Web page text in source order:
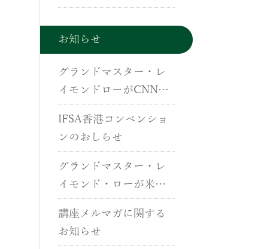
お知らせ
グランドマスター・レ
イモンドローがCNNに
出演しました
IFSA香港コンベンショ
ンのおしらせ
グランドマスター・レ
イモンド・ローが米国
CNNに出演しました
講座メルマガに関する
お知らせ